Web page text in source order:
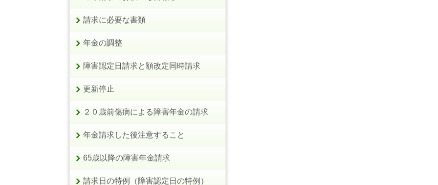
請求に必要な書類
年金の調整
障害認定日請求と額改定同時請求
更新停止
２０歳前傷病による障害年金の請求
年金請求した後注意すること
65歳以降の障害年金請求
請求日の特例（障害認定日の特例）